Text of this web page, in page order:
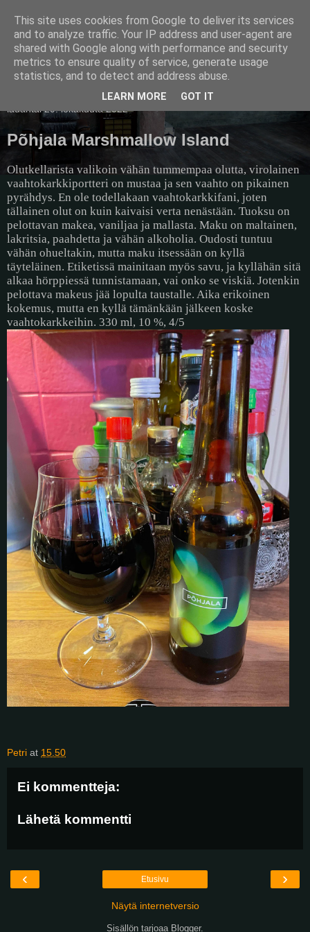
Pullollinen
lauantai 29. lokakuuta 2022
Põhjala Marshmallow Island
Olutkellarista valikoin vähän tummempaa olutta, virolainen
vaahtokarkkiportteri on mustaa ja sen vaahto on pikainen
pyrähdys. En ole todellakaan vaahtokarkkifani, joten
tällainen olut on kuin kaivaisi verta nenästään. Tuoksu on
pelottavan makea, vaniljaa ja mallasta. Maku on maltainen,
lakritsia, paahdetta ja vähän alkoholia. Oudosti tuntuu
vähän ohueltakin, mutta maku itsessään on kyllä
täyteläinen. Etiketissä mainitaan myös savu, ja kyllähän sitä
alkaa hörppiessä tunnistamaan, vai onko se viskiä. Jotenkin
pelottava makeus jää lopulta taustalle. Aika erikoinen
kokemus, mutta en kyllä tämänkään jälkeen koske
vaahtokarkkeihin. 330 ml, 10 %, 4/5
Petri at 15.50
Ei kommentteja:
Lähetä kommentti
‹ ›
Etusivu
Näytä internetversio
Sisällön tarjoaa Blogger.
This site uses cookies from Google to deliver its services
and to analyze traffic. Your IP address and user-agent are
shared with Google along with performance and security
metrics to ensure quality of service, generate usage
statistics, and to detect and address abuse.
LEARN MORE GOT IT